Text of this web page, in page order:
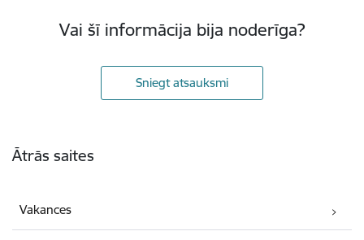
Vai šī informācija bija noderīga?
Sniegt atsauksmi
Ātrās saites
Vakances